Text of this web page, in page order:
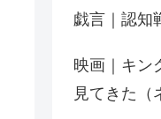
戯言｜認知
映画｜キン
見てきた（